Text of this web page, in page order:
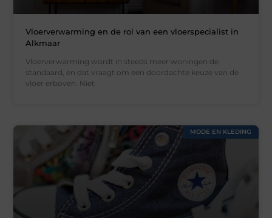
Vloerverwarming en de rol van een vloerspecialist in
Alkmaar
Vloerverwarming wordt in steeds meer woningen de
standaard, en dat vraagt om een doordachte keuze van de
vloer erboven. Niet
MODE EN KLEDING